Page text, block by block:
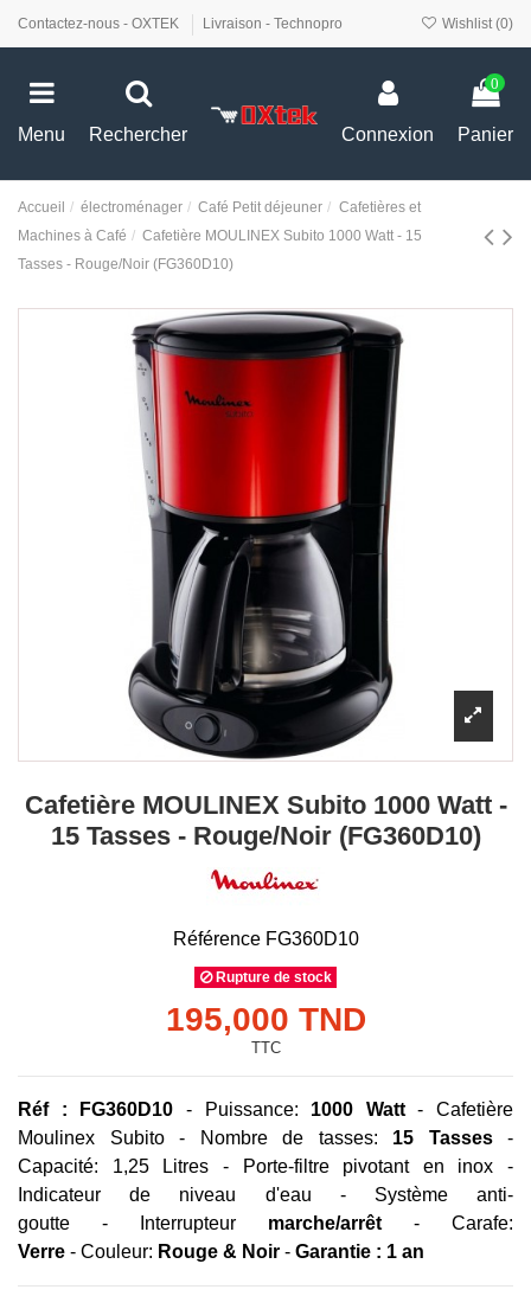
Contactez-nous - OXTEK Livraison - Technopro Wishlist (0)
Menu Rechercher Connexion
0
Panier
Accueil électroménager Café Petit déjeuner
Cafetières et
Machines à Café
Cafetière MOULINEX Subito 1000 Watt - 15
Tasses - Rouge/Noir (FG360D10)
Cafetière MOULINEX Subito 1000 Watt -
15 Tasses - Rouge/Noir (FG360D10)
Référence FG360D10
Rupture de stock
195,000 TND
TTC
Réf : FG360D10 - Puissance: 1000 Watt- Cafetière
Moulinex Subito - Nombre de tasses: 15 Tasses-
Capacité: 1,25 Litres - Porte-filtre pivotant en inox -
Indicateur de niveau d'eau - Système anti-
goutte - Interrupteur marche/arrêt - Carafe:
Verre - Couleur: Rouge & Noir - Garantie : 1 an